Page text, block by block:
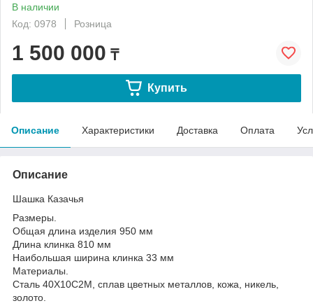
В наличии
Код: 0978
Розница
1 500 000 ₸
Купить
Описание Характеристики Доставка Оплата
Описание
Шашка Казачья
Размеры.
Общая длина изделия 950 мм
Длина клинка 810 мм
Наибольшая ширина клинка 33 мм
Материалы.
Сталь 40Х10С2М, сплав цветных металлов, кожа, никель,
золото.